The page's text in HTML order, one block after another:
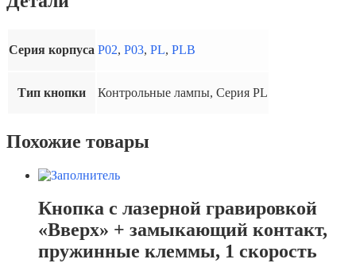
+
В
тока
Серия корпуса P02, P03, PL, PLB
Тип кнопки Контрольные лампы, Серия PL
Похожие товары
Кнопка с лазерной гравировкой
«Вверх» + замыкающий контакт,
пружинные клеммы, 1 скорость